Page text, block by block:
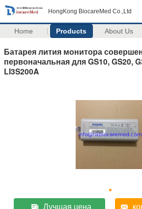
HongKong BiocareMed Co.,Ltd
Home Products About Us
Батарея лития монитора
первоначальная для GS10, GS20,
LI3S200A
Лучшая цена